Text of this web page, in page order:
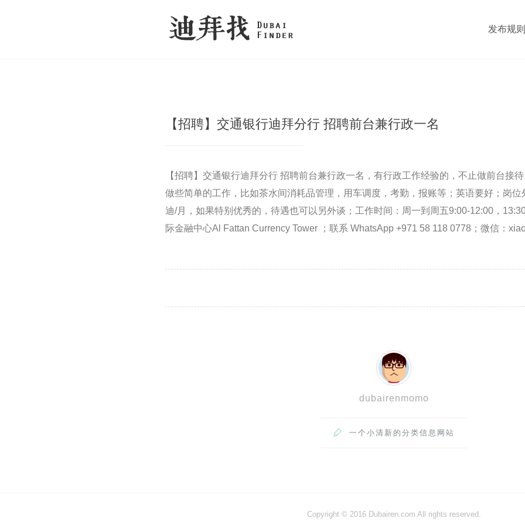
发布规则
【招聘】交通银行迪拜分行 招聘前台兼行政一名
【招聘】交通银行迪拜分行 招聘前台兼行政一名，有行政工作经验的，不止做前台接
做些简单的工作，比如茶水间消耗品管理，用车调度，考勤，报账等；英语要好；岗
迪/月，如果特别优秀的，待遇也可以另外谈；工作时间：周一到周五9:00-12:00，
际金融中心Al Fattan Currency Tower ；联系 WhatsApp +971 58 118 0778；微信：
dubairenmomo
 一个小清新的分类信息网站
Copyright © 2016 Dubairen.com All rights reserved.